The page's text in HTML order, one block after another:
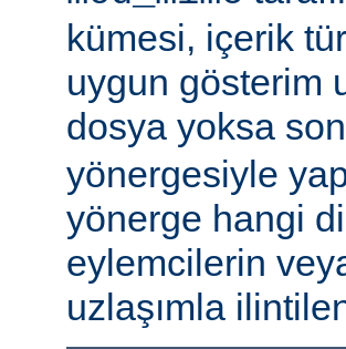
kümesi, içerik
uygun gösterim
dosya yoksa
yönergesiyle
yönerge hangi
eylemcilerin
uzlaşımla